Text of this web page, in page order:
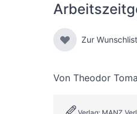
Zur
Von Theodor